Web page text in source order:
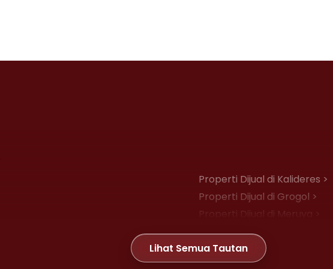
Properti Dijual di Kalideres >
Properti Dijual di Grogol >
Properti Dijual di Meruya >
Properti Dijual di Joglo >
Lihat Semua Tautan